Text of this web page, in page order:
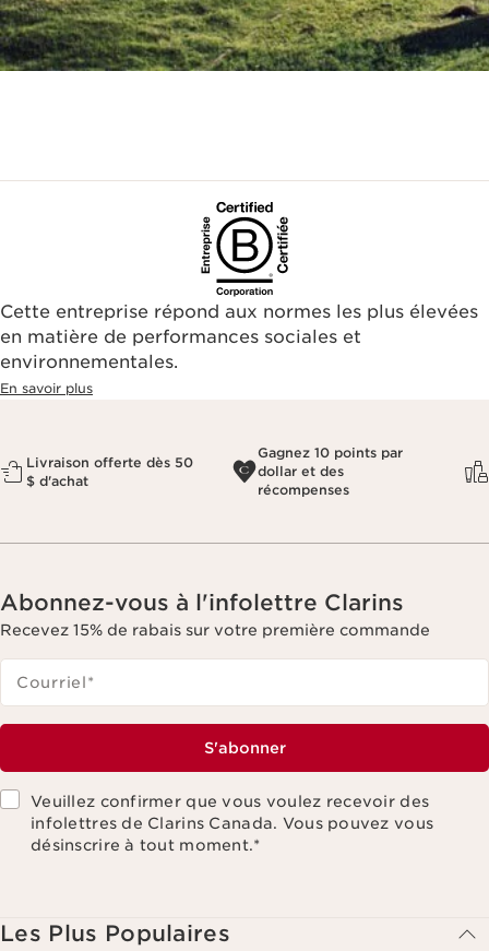
Cette entreprise répond aux normes les plus élevées
en matière de performances sociales et
environnementales.​
En savoir plus
Livraison offerte dès 50
$ d'achat
Gagnez 10 points par
dollar et des
récompenses
Abonnez-vous à l'infolettre Clarins
Recevez 15% de rabais sur votre première commande
Courriel*
S'abonner
Veuillez confirmer que vous voulez recevoir des
infolettres de Clarins Canada. Vous pouvez vous
désinscrire à tout moment.*
Les Plus Populaires